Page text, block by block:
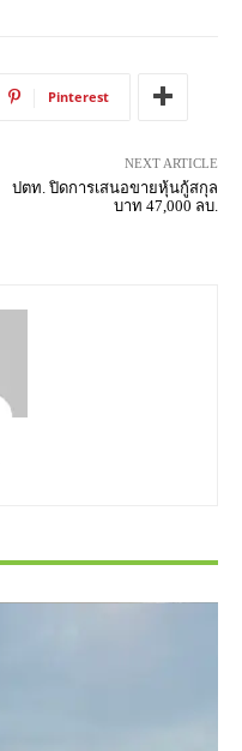
Pinterest
NEXT ARTICLE
ปตท. ปิดการเสนอขายหุ้นกู้สกุล
บาท 47,000 ลบ.